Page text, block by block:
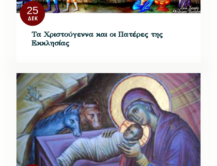
25
ΔΕΚ
Τα Χριστούγεννα και οι Πατέρες της
Εκκλησίας